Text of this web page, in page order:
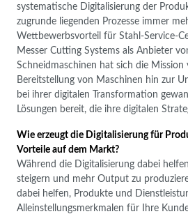
systematische Digitalisierung der
zugrunde liegenden Prozesse immer
Wettbewerbsvorteil für Stahl-Service-
Messer Cutting Systems als Anbieter
Schneidmaschinen hat sich die Mission
Bereitstellung von Maschinen hin zur
bei ihrer digitalen Transformation
Lösungen bereit, die ihre digitalen
Wie erzeugt die Digitalisierung für
Vorteile auf dem Markt?
Während die Digitalisierung dabei
steigern und mehr Output zu
dabei helfen, Produkte und
Alleinstellungsmerkmalen für Ihre